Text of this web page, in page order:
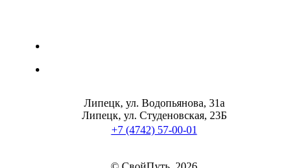
Липецк, ул. Водопьянова, 31а
Липецк, ул. Студеновская, 23Б
+7 (4742) 57-00-01